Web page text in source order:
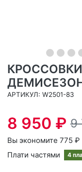
АРТИКУЛ: W2501-83
8 950 ₽ 9
Вы экономите 775 ₽
Плати частями
4